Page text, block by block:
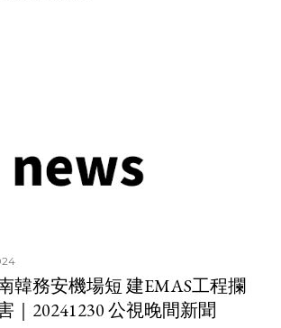
韓務安機場短 建EMAS工程攔
｜20241230 公視晚間新聞